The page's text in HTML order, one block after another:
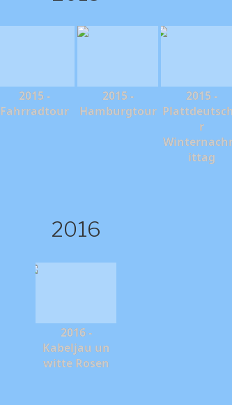
2015 -
Fahrradtour
2015 -
Hamburgtour
2015 -
r
ittag
2016
2016 -
Kabeljau un
witte Rosen